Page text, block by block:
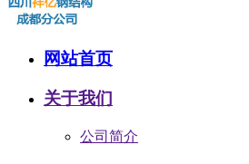
网站首页
关于我们
公司简介